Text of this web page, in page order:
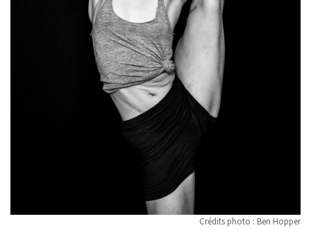
Crédits photo : Ben Hopper